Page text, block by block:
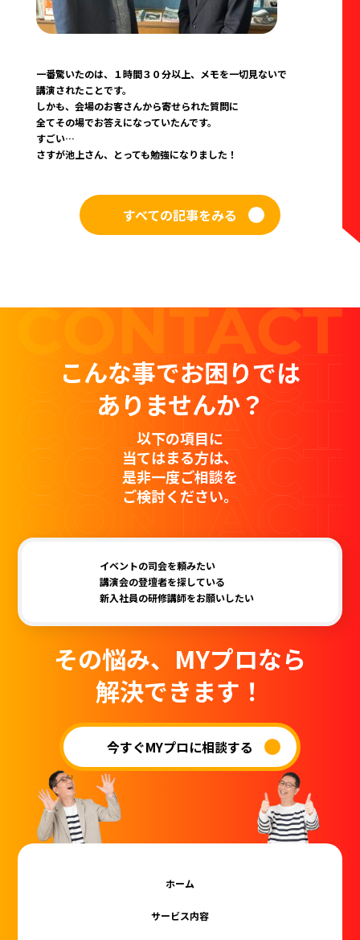
一番驚いたのは、１時間３０分以上、メモを一切見ないで
講演されたことです。
しかも、会場のお客さんから寄せられた質問に
全てその場でお答えになっていたんです。
すごい…
さすが池上さん、とっても勉強になりました！
すべての記事をみる
こんな事でお困りでは
ありませんか？
以下の項目に
当てはまる方は、
是非一度ご相談を
ご検討ください。
イベントの司会を頼みたい
講演会の登壇者を探している
新入社員の研修講師をお願いしたい
その悩み、MYプロなら
解決できます！
今すぐMYプロに相談する
ホーム
サービス内容